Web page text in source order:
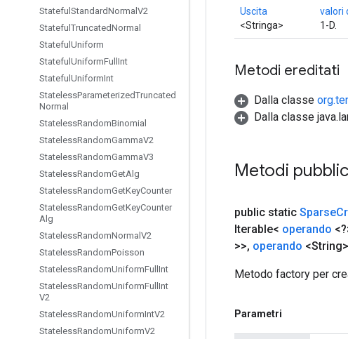
Stateful StandardNormal V2
Stateful TruncatedNormal
Stateful Uniform
Stateful UniformFull Int
Stateful UniformInt
StatelessParameterizedTruncated
Normal
StatelessRandomBinomial
StatelessRandomGammaV2
StatelessRandomGammaV3
StatelessRandomGetAlg
StatelessRandomGetKeyCounter
StatelessRandomGetKeyCounter
Alg
StatelessRandomNormal V2
StatelessRandomPoisson
StatelessRandomUniformFull Int
StatelessRandomUniformFull Int
V2
StatelessRandomUniformIntV2
StatelessRandomUniformV2
Uscita
<Stringa>
valori
1-D.
Metodi ereditati
Dalla classe
Dalla classe
Metodi
public static Sparse
Iterable< operando
>>, operando
Metodo factory per
Parametri